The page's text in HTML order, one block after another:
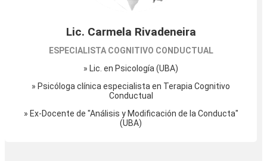
Lic. Carmela Rivadeneira
ESPECIALISTA COGNITIVO CONDUCTUAL
» Lic. en Psicología (UBA)
» Psicóloga clínica especialista en Terapia Cognitivo
Conductual
» Ex-Docente de "Análisis y Modificación de la Conducta"
(UBA)